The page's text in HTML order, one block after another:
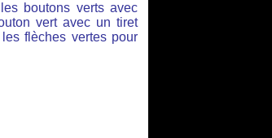
boutons verts avec
vert avec un tiret
flèches vertes pour